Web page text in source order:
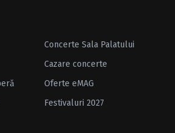
Concerte Sala Palatului
Cazare concerte
Oferte eMAG
Festivaluri 2027